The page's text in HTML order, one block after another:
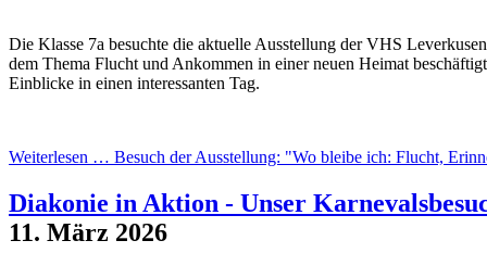
Die Klasse 7a besuchte die aktuelle Ausstellung der VHS
dem Thema Flucht und Ankommen in einer neuen Heimat
Einblicke in einen interessanten Tag.
Weiterlesen … Besuch der Ausstellung: "Wo bleibe ich: Flucht,
Diakonie in Aktion - Unser
11. März 2026